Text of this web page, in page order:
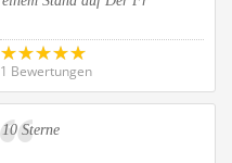
1 Bewertungen
10 Sterne